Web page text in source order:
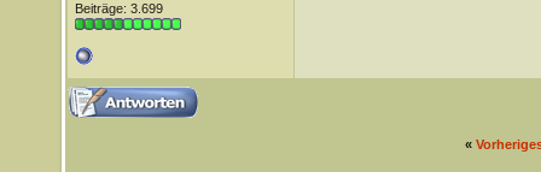
Beiträge: 3.699
«